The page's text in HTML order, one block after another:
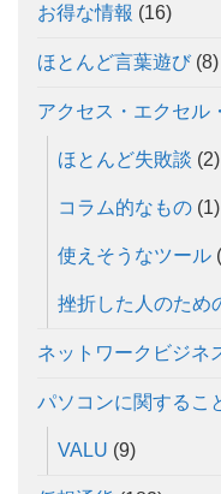
お得な情報 (16)
ほとんど言葉遊び(8)
アクセス・エクセル
ほとんど失敗談 (2)
コラム的なもの (1)
使えそうなツール
挫折した人のため
ネットワークビジネ
パソコンに関するこ
VALU (9)